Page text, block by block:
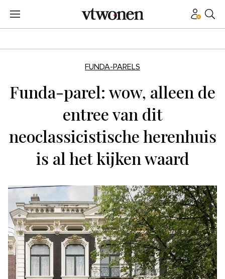
FUNDA-PARELS
Funda-parel: wow, alleen de
entree van dit
neoclassicistische herenhuis
is al het kijken waard